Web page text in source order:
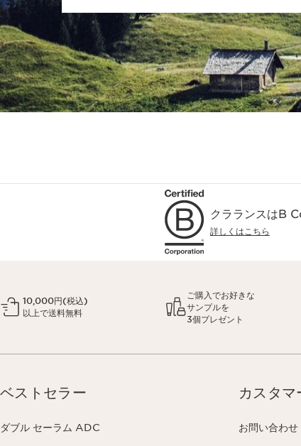
クラランスはB
詳しくはこちら
10,000円(税込)
以上で送料無料
ご購入でお好きな
サンプルを
3個プレゼント
ベストセラー
ダブル セーラム ADC
カスタ
お問い合わせ